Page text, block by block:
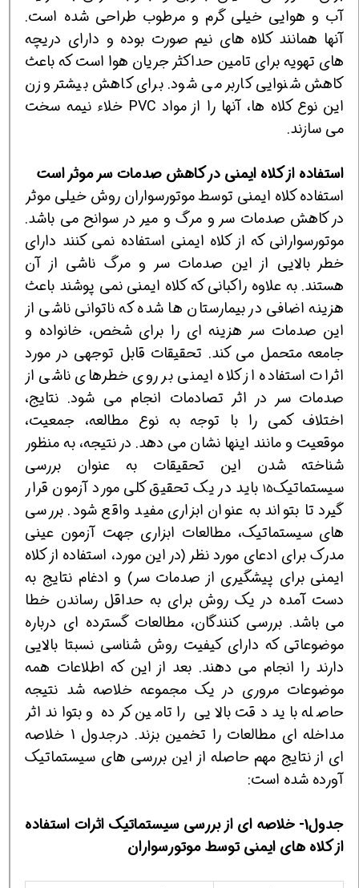
آب و هوایی خیلی گرم و مرطوب طراحی شده است.
آنها همانند کلاه های نیم صورت بوده و دارای دریچه
های تهویه برای تامین حداکثر جریان هوا است که باعث
کاهش شنوایی کاربر می شود. برای کاهش بیشتر وزن
این نوع کلاه ها، آنها را از مواد PVC خلاء نیمه سخت
می سازند.
استفاده از کلاه ایمنی در کاهش صدمات سر موثر است
استفاده کلاه ایمنی توسط موتورسواران روش خیلی موثر
در کاهش صدمات سر و مرگ و میر در سوانح می باشد.
موتورسوارانی که از کلاه ایمنی استفاده نمی کنند دارای
خطر بالایی از این صدمات سر و مرگ ناشی از آن
هستند. به علاوه راکبانی که کلاه ایمنی نمی پوشند باعث
هزینه اضافی در بیمارستان ها شده که ناتوانی ناشی از
این صدمات سر هزینه ای را برای شخص، خانواده و
جامعه متحمل می کند. تحقیقات قابل توجهی در مورد
اثرات استفاده از کلاه ایمنی بر روی خطرهای ناشی از
صدمات سر در اثر تصادمات انجام می شود. نتایج،
اختلاف کمی را با توجه به نوع مطالعه، جمعیت،
موقعیت و مانند اینها نشان می دهد. در نتیجه، به منظور
شناخته شدن این تحقیقات به عنوان بررسی
سیستماتیک15 باید در یک تحقیق کلی مورد آزمون قرار
گیرد تا بتواند به عنوان ابزاری مفید واقع شود. بررسی
های سیستماتیک، مطالعات ابزاری جهت آزمون عینی
مدرک برای ادعای مورد نظر (در این مورد، استفاده از کلاه
ایمنی برای پیشگیری از صدمات سر) و ادغام نتایج به
دست آمده در یک روش برای به حداقل رساندن خطا
می باشد. بررسی کنندگان، مطالعات گسترده ای درباره
موضوعاتی که دارای کیفیت روش شناسی نسبتا بالایی
دارند را انجام می دهند. بعد از این که اطلاعات همه
موضوعات مروری در یک مجموعه خلاصه شد نتیجه
حاصله باید دقت بالایی را تامین کرده و بتواند اثر
مداخله ای مطالعات را تخمین بزند. درجدول 1 خلاصه
ای از نتایج مهم حاصله از این بررسی های سیستماتیک
آورده شده است:
جدول1- خلاصه ای از بررسی سیستماتیک اثرات استفاده
از کلاه های ایمنی توسط موتورسواران